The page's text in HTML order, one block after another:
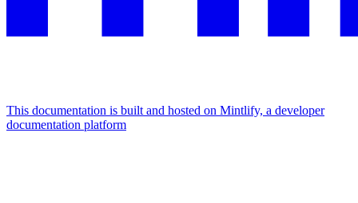
This documentation is built and hosted on Mintlify, a developer
documentation platform